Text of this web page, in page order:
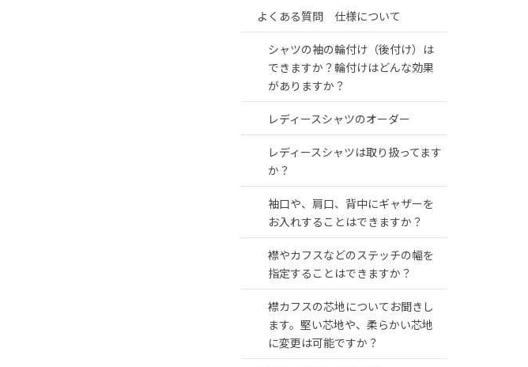
よくある質問 仕様について
シャツの袖の輪付け（後付け）は
できますか？輪付けはどんな効果
がありますか？
レディースシャツのオーダー
レディースシャツは取り扱ってます
か？
袖口や、肩口、背中にギャザーを
お入れすることはできますか？
襟やカフスなどのステッチの幅を
指定することはできますか？
襟カフスの芯地についてお聞きし
ます。堅い芯地や、柔らかい芯地
に変更は可能ですか？